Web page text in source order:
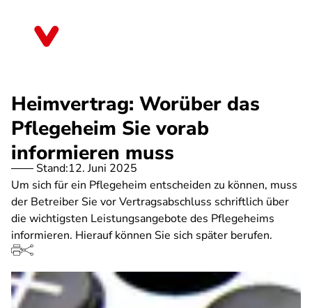
Heimvertrag: Worüber das
Pflegeheim Sie vorab
informieren muss
Stand:12. Juni 2025
Um sich für ein Pflegeheim entscheiden zu können, muss
der Betreiber Sie vor Vertragsabschluss schriftlich über
die wichtigsten Leistungsangebote des Pflegeheims
informieren. Hierauf können Sie sich später berufen.